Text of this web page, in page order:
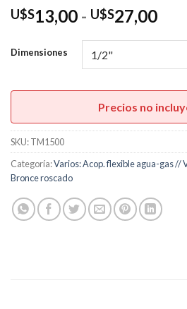
U$S13,00 - U$S27,00
Dimensiones
Precios no
SKU:TM1500
Categoría:Varios: Acop. flexible agua-gas //
Bronce roscado